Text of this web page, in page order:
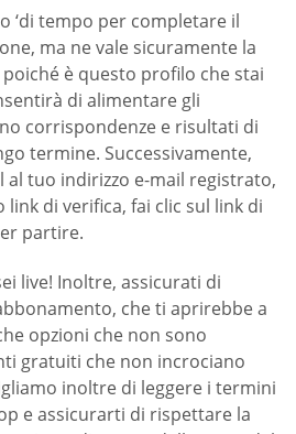
‘di tempo per completare il
ma ne vale sicuramente la
è questo profilo che stai
di alimentare gli
corrispondenze e risultati di
termine. Successivamente,
al tuo indirizzo e-mail registrato,
di verifica, fai clic sul link di
partire.
live! Inoltre, assicurati di
che ti aprirebbe a
opzioni che non sono
gratuiti che non incrociano
inoltre di leggere i termini
e assicurarti di rispettare la